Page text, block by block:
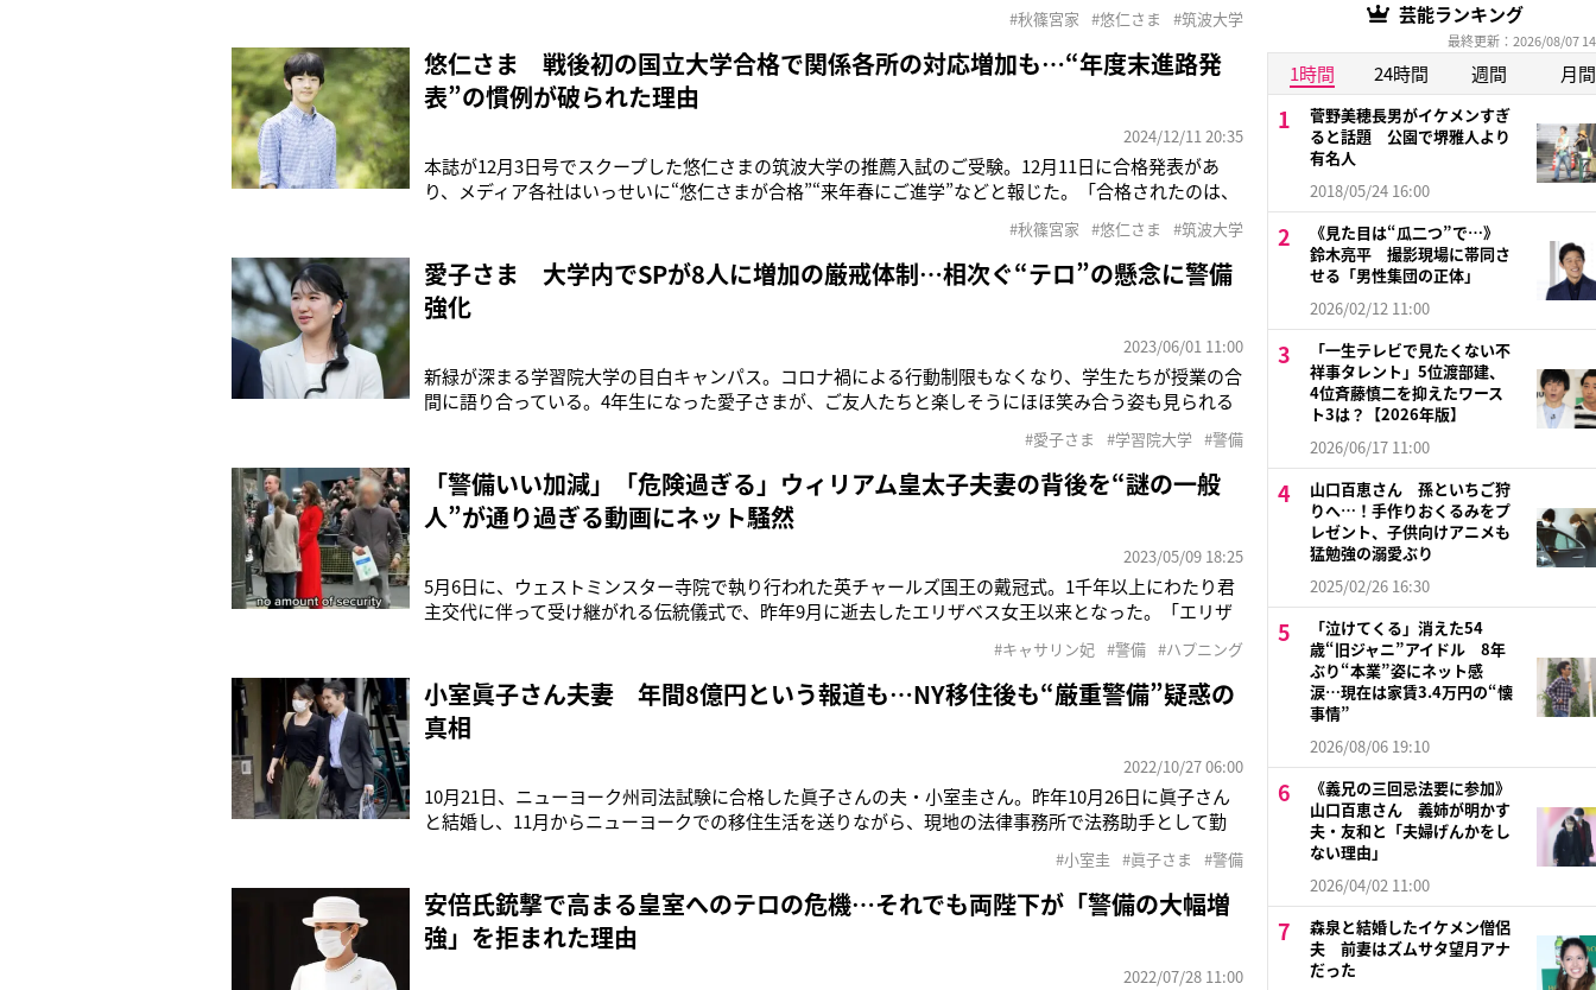
試で合格されたことを発表した。本誌は、すでに12月3日発売号で、11月28日・29日に同大学で実施さ
れた入試を受験されて
#秋篠宮家 #悠仁さま #筑波大学
悠仁さま 戦後初の国立大学合格で関係各所の対応増加も…“年度末進路発
表”の慣例が破られた理由
2024/12/11 20:35
本誌が12月3日号でスクープした悠仁さまの筑波大学の推薦入試のご受験。12月11日に合格発表があ
り、メディア各社はいっせいに“悠仁さまが合格”“来年春にご進学”などと報じた。「合格されたのは、
一環で、悠仁さまは筑波大学を見学されています。トンボ類をはじめとする昆虫の研究環境が整ってい
ることや、キャンパス周
#秋篠宮家 #悠仁さま #筑波大学
愛子さま 大学内でSPが8人に増加の厳戒体制…相次ぐ“テロ”の懸念に警備
強化
2023/06/01 11:00
新緑が深まる学習院大学の目白キャンパス。コロナ禍による行動制限もなくなり、学生たちが授業の合
間に語り合っている。4年生になった愛子さまが、ご友人たちと楽しそうにほほ笑み合う姿も見られる
ョンで登校されていて、ご友人たちと並んで授業を受けられているそうです」（学習院大に通う学生）
しかし、愛子さまが大学に到着され
#愛子さま #学習院大学 #警備
「警備いい加減」「危険過ぎる」ウィリアム皇太子夫妻の背後を“謎の一般
人”が通り過ぎる動画にネット騒然
2023/05/09 18:25
5月6日に、ウェストミンスター寺院で執り行われた英チャールズ国王の戴冠式。1千年以上にわたり君
主交代に伴って受け継がれる伝統儀式で、昨年9月に逝去したエリザベス女王以来となった。「エリザ
の時を経た今回は、テレビだけでなくネットやSNSでも戴冠式の様子が伝えられました。厳重な警備体
制のなか、大きなトラブ
#キャサリン妃 #警備 #ハプニング
小室眞子さん夫妻 年間8億円という報道も…NY移住後も“厳重警備”疑惑の
真相
2022/10/27 06:00
10月21日、ニューヨーク州司法試験に合格した眞子さんの夫・小室圭さん。昨年10月26日に眞子さん
と結婚し、11月からニューヨークでの移住生活を送りながら、現地の法律事務所で法務助手として勤
そして今年7月の試験で“3度目の正直”を果たしたのだ。今後は弁護士として活動していくとみられ、
法務助手では600万円と
#小室圭 #眞子さま #警備
安倍氏銃撃で高まる皇室へのテロの危機…それでも両陛下が「警備の大幅増
強」を拒まれた理由
2022/07/28 11:00
芸能ランキング
最終更新：2026/08/07
1時間 24時間 週間 月間
菅野美穂長男がイケメンすぎ
ると話題 公園で堺雅人より
有名人
2018/05/24 16:00
《見た目は“瓜二つ”で…》
鈴木亮平 撮影現場に帯同さ
せる「男性集団の正体」
2026/02/12 11:00
「一生テレビで見たくない不
祥事タレント」5位渡部建、
4位斉藤慎二を抑えたワース
ト3は？【2026年版】
2026/06/17 11:00
山口百恵さん 孫といちご狩
りへ…！手作りおくるみをプ
レゼント、子供向けアニメも
猛勉強の溺愛ぶり
2025/02/26 16:30
「泣けてくる」消えた54
歳“旧ジャニ”アイドル 8年
ぶり“本業”姿にネット感
涙…現在は家賃3.4万円の“懐
事情”
2026/08/06 19:10
《義兄の三回忌法要に参加》
山口百恵さん 義姉が明かす
夫・友和と「夫婦げんかをし
ない理由」
2026/04/02 11:00
森泉と結婚したイケメン僧侶
夫 前妻はズムサタ望月アナ
だった